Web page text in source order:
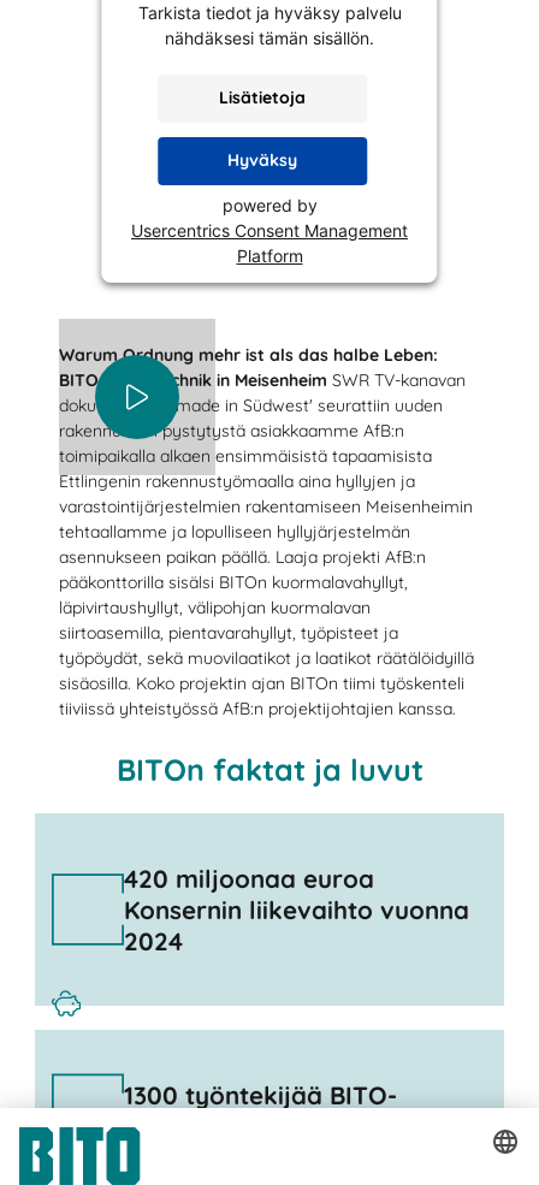
Tarkista tiedot ja hyväksy palvelu
nähdäksesi tämän sisällön.
Lisätietoja
Hyväksy
powered by
Usercentrics Consent Management
Platform
Warum Ordnung mehr ist als das halbe Leben:
BITO-Lagertechnik in Meisenheim SWR TV-kanavan
dokumentissa 'made in Südwest' seurattiin uuden
rakennuksen pystytystä asiakkaamme AfB:n
toimipaikalla alkaen ensimmäisistä tapaamisista
Ettlingenin rakennustyömaalla aina hyllyjen ja
varastointijärjestelmien rakentamiseen Meisenheimin
tehtaallamme ja lopulliseen hyllyjärjestelmän
asennukseen paikan päällä. Laaja projekti AfB:n
pääkonttorilla sisälsi BITOn kuormalavahyllyt,
läpivirtaushyllyt, välipohjan kuormalavan
siirtoasemilla, pientavarahyllyt, työpisteet ja
työpöydät, sekä muovilaatikot ja laatikot räätälöidyillä
sisäosilla. Koko projektin ajan BITOn tiimi työskenteli
tiiviissä yhteistyössä AfB:n projektijohtajien kanssa.
BITOn faktat ja luvut
420 miljoonaa euroa
Konsernin liikevaihto vuonna
2024
1300 työntekijää BITO-
konsernissa